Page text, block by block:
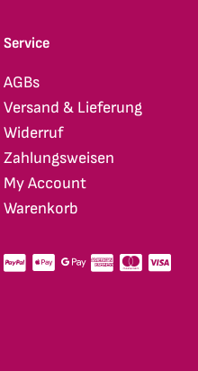
Service
AGBs
Versand & Lieferung
Widerruf
Zahlungsweisen
My Account
Warenkorb